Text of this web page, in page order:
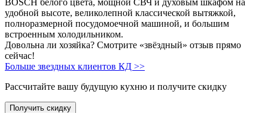
удобной высоте, великолепной классической вытяжкой,
полноразмерной посудомоечной машиной, и большим
встроенным холодильником.
Довольна ли хозяйка? Смотрите «звёздный» отзыв прямо
сейчас!
Больше звездных клиентов КД >>
Рассчитайте вашу будущую кухню и получите скидку
Получить скидку